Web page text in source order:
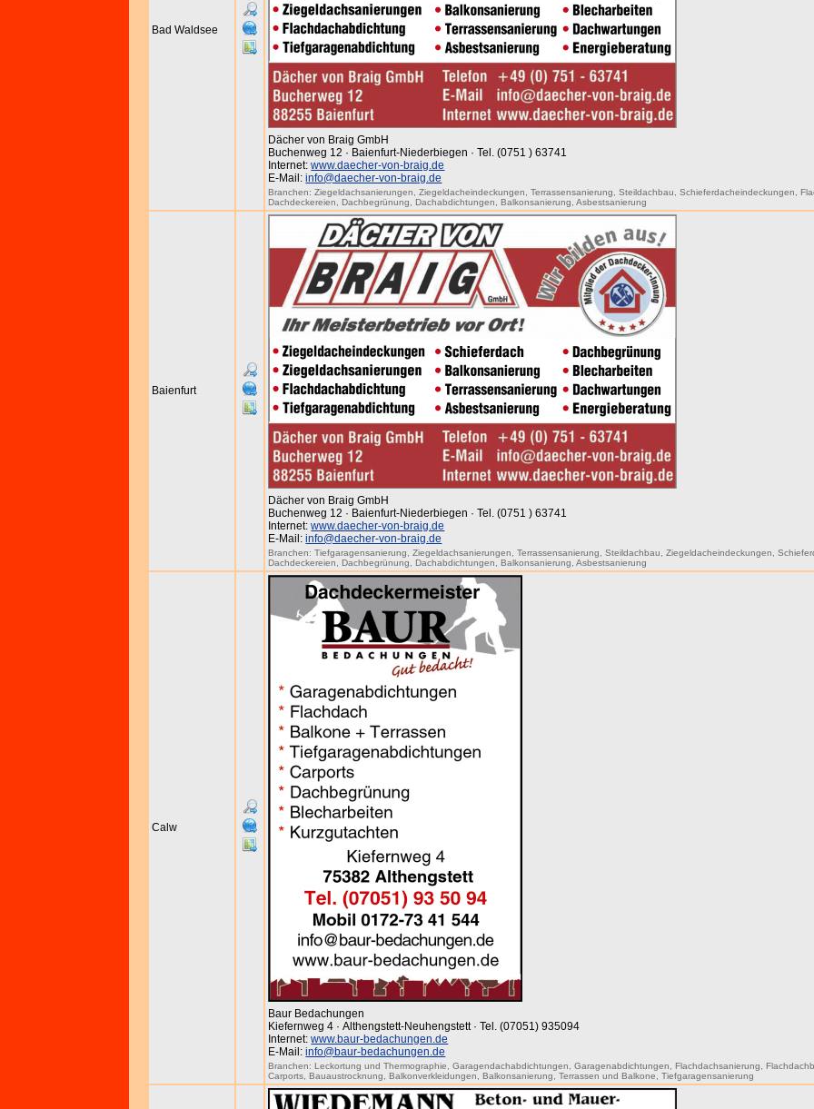
Bad Waldsee
Dächer von Braig GmbH
Buchenweg 12 · Baienfurt-Niederbiegen · Tel. (0751 ) 63741
Internet:www.daecher-von-braig.de
E-Mail:info@daecher-von-braig.de
Branchen:Ziegeldachsanierungen ,Ziegeldacheindeckungen ,Terrassensanierung ,Steildachbau ,Schieferdacheindeckungen ,
Dachdeckereien
,Dachbegrünung ,Dachabdichtungen ,Balkonsanierung ,Asbestsanierung
Baienfurt
Dächer von Braig GmbH
Buchenweg 12 · Baienfurt-Niederbiegen · Tel. (0751 ) 63741
Internet:www.daecher-von-braig.de
E-Mail:info@daecher-von-braig.de
Branchen:Tiefgaragensanierung ,Ziegeldachsanierungen ,Terrassensanierung ,Steildachbau ,Ziegeldacheindeckungen ,
Dachdeckereien
,Dachbegrünung ,Dachabdichtungen ,Balkonsanierung ,Asbestsanierung
Calw
Baur Bedachungen
Kiefernweg 4 · Althengstett-Neuhengstett · Tel. (07051) 935094
Internet:www.baur-bedachungen.de
E-Mail:info@baur-bedachungen.de
Branchen:Leckortung und Thermographie ,Garagendachabdichtungen ,Garagenabdichtungen ,Flachdachsanierung ,
Carports ,Bauaustrocknung ,Balkonverkleidungen ,Balkonsanierung ,Terrassen und Balkone ,Tiefgaragensanierung